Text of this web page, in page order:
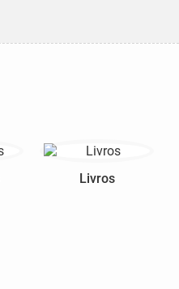
Livros